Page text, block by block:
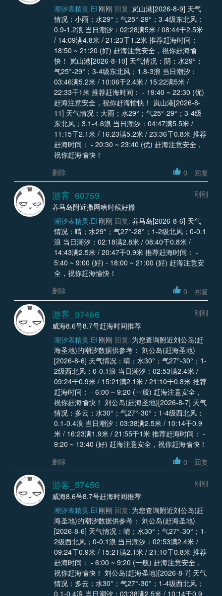
潮汐表精灵.EI 刚刚 回复: 岚山港[2026-8-9] 天气
情况：小雨；水29°；气25°-29°；3-4级东北风；
0.9-1.2浪 当日潮汐：02:28满5米 / 08:44干2.5米
/ 14:09满4.8米 / 21:23干1.2米 推荐赶海时间： -
18:50 ~ 21:20 (好) 赶海注意安全，祝你赶海愉
快！ 岚山港[2026-8-10] 天气情况：阴；水29°；
气25°-29°；3-4级东北风；1.8-3浪 当日潮汐：
03:46满5.2米 / 10:06干2.4米 / 15:22满5米 /
22:33干1米 推荐赶海时间： - 19:40 ~ 22:30 (优)
赶海注意安全，祝你赶海愉快！ 岚山港[2026-8-
11] 天气情况：大雨；水29°；气25°-29°；3-4级
东北风；3.1-4.6浪 当日潮汐：04:47满5.5米 /
11:15干2.1米 / 16:23满5.2米 / 23:36干0.8米 推荐
赶海时间： - 20:30 ~ 23:40 (优) 赶海注意安全，
祝你赶海愉快！
删除
0 回复
游客_60759
刚刚
养马岛附近撒网啥时候好撒
潮汐表精灵.EI 刚刚 回复: 养马岛[2026-8-6] 天气
情况：晴；水29°；气27°-28°；1-2级北风；0-0.1
浪 当日潮汐：02:18满2.8米 / 08:40干0.8米 /
14:43满2.5米 / 20:47干0.9米 推荐赶海时间： -
5:40 ~ 9:00 (好) - 18:00 ~ 21:00 (好) 赶海注意安
全，祝你赶海愉快！
删除
0 回复
游客_57456
刚刚
威海8.6号8.7号赶海时间推荐
潮汐表精灵.EI 刚刚 回复: 为您查询附近刘公岛(赶
海圣地)的潮汐数据供参考： 刘公岛(赶海圣地)
[2026-8-6] 天气情况：晴；水30°；气27°-30°；1-
2级西北风；0-0.1浪 当日潮汐：02:53满2.4米 /
09:24干0.9米 / 15:21满2.1米 / 21:10干0.8米 推荐
赶海时间： - 6:00 ~ 9:20 (一般) 赶海注意安全，
祝你赶海愉快！ 刘公岛(赶海圣地)[2026-8-7] 天气
情况：多云；水30°；气27°-30°；1-4级西北风；
0.1-0.4浪 当日潮汐：03:38满2.5米 / 10:14干0.9
米 / 16:23满1.9米 / 21:55干1米 推荐赶海时间： -
9:20 ~ 13:40 (好) 赶海注意安全，祝你赶海愉快！
删除
0 回复
游客_57456
刚刚
威海8.6号8.7号赶海时间推荐
潮汐表精灵.EI 刚刚 回复: 为您查询附近刘公岛(赶
海圣地)的潮汐数据供参考： 刘公岛(赶海圣地)
[2026-8-6] 天气情况：晴；水30°；气27°-30°；1-
2级西北风；0-0.1浪 当日潮汐：02:53满2.4米 /
09:24干0.9米 / 15:21满2.1米 / 21:10干0.8米 推荐
赶海时间： - 6:00 ~ 9:20 (一般) 赶海注意安全，
祝你赶海愉快！ 刘公岛(赶海圣地)[2026-8-7] 天气
情况：多云；水30°；气27°-30°；1-4级西北风；
0.1-0.4浪 当日潮汐：03:38满2.5米 / 10:14干0.9